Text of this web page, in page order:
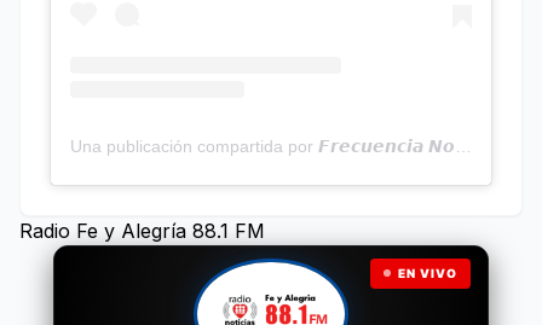
Radio Fe y Alegría 88.1 FM
EN VIVO